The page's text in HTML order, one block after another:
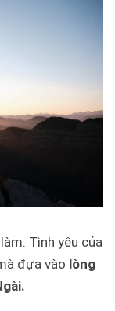
Tình yêu của
đựa vào lòng